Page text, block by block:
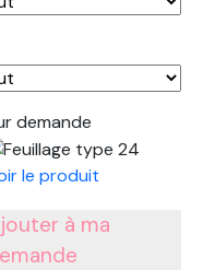
demande
le produit
à ma